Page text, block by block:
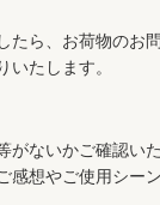
たら、お荷物のお
たします。
がないかご確認い
感想やご使用シー